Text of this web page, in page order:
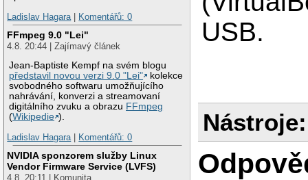
Ladislav Hagara| Komentářů: 0
FFmpeg 9.0 "Lei"
4.8. 20:44 | Zajímavý článek
Jean-Baptiste Kempf na svém blogu
představil novou verzi 9.0 "Lei"
kolekce
svobodného softwaru umožňujícího
nahrávání, konverzi a streamovaní
digitálního zvuku a obrazu FFmpeg
(Wikipedie ).
Ladislav Hagara| Komentářů: 0
NVIDIA sponzorem služby Linux
Vendor Firmware Service (LVFS)
4.8. 20:11 | Komunita
USB.
Nástroje: